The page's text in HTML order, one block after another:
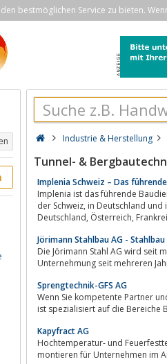
bestmöglichen Service zu bieten.
Industrie & Herstellung
Tunnel- &
Implenia Schweiz – Das
Implenia ist das führende
der Schweiz, in Deutschland und in Österreich sowie einer starken Stellung im Infrastrukturmarkt in den Märkten Schweiz,
Jörimann Stahlbau AG -
Die Jörimann Stahl AG wird seit
Unternehmung seit mehreren
Sprengtechnik-GFS AG
Wenn Sie kompetente Partner und Fachleute rund
Kapyfract AG
Hochtemperatur- und Feuerfesttechnik
montieren für Unternehmen im